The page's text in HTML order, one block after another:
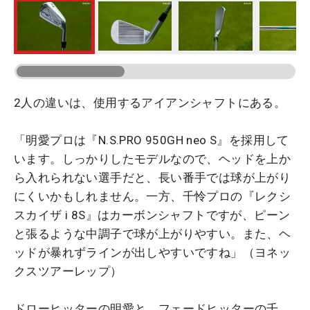
2人の違いは、使用するアイアンシャフトにある。
「明愛プロは『N.S.PRO 950GH neo S』を採用して
います。しっかりしたモデルなので、ヘッドを上か
ら入れられない選手だと、長い番手では球が上がり
にくいかもしれません。一方、千怜プロの『レクシ
スカイザ i 8S』はカーボンシャフトですが、ピーン
と張るような中調子で球が上がりやすい。また、ヘ
ッドが暴れずラインが出しやすいですね」（ヨネッ
クスツアーレップ）